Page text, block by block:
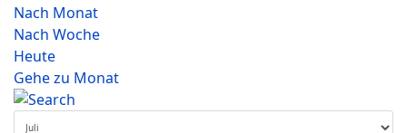
Nach Monat
Nach Woche
Heute
Gehe zu Monat